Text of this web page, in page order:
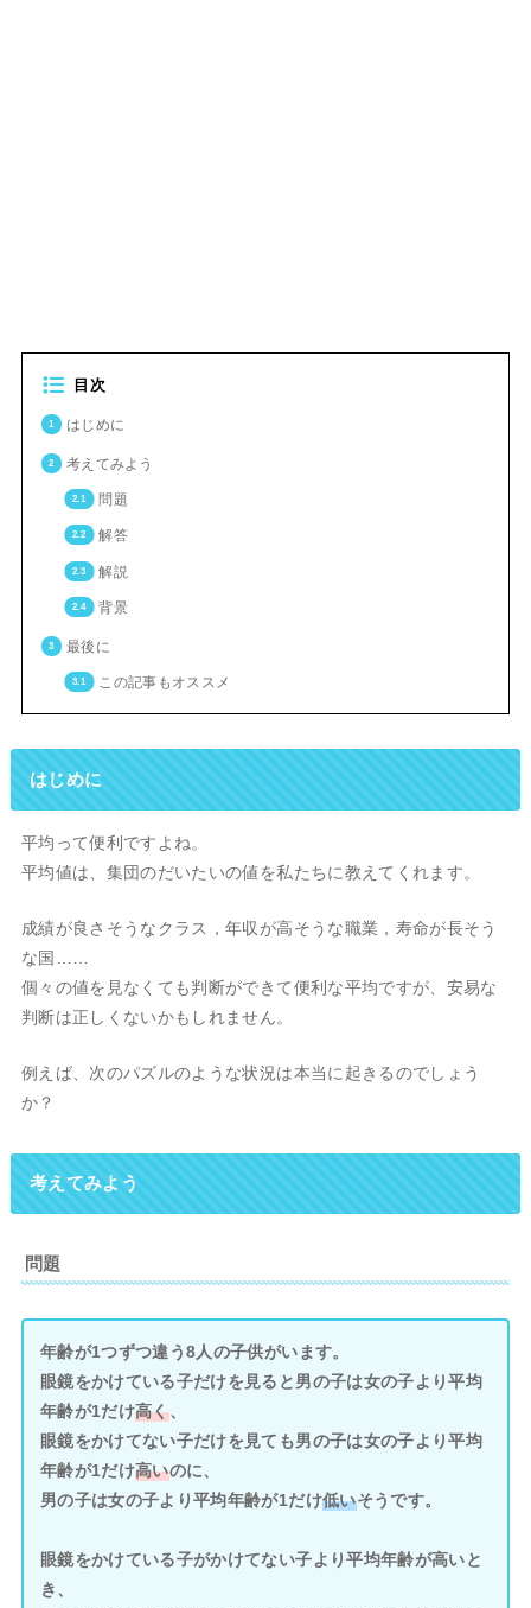
目次
はじめに
考えてみよう
問題
解答
解説
背景
最後に
この記事もオススメ
はじめに
平均って便利ですよね。
平均値は、集団のだいたいの値を私たちに教えてくれます。
成績が良さそうなクラス，年収が高そうな職業，寿命が長そう
な国……
個々の値を見なくても判断ができて便利な平均ですが、安易な
判断は正しくないかもしれません。
例えば、次のパズルのような状況は本当に起きるのでしょう
か？
考えてみよう
問題
年齢が1つずつ違う8人の子供がいます。
眼鏡をかけている子だけを見ると男の子は女の子より平均
年齢が1だけ高く、
眼鏡をかけてない子だけを見ても男の子は女の子より平均
年齢が1だけ高いのに、
男の子は女の子より平均年齢が1だけ低いそうです。
眼鏡をかけている子がかけてない子より平均年齢が高いと
き、